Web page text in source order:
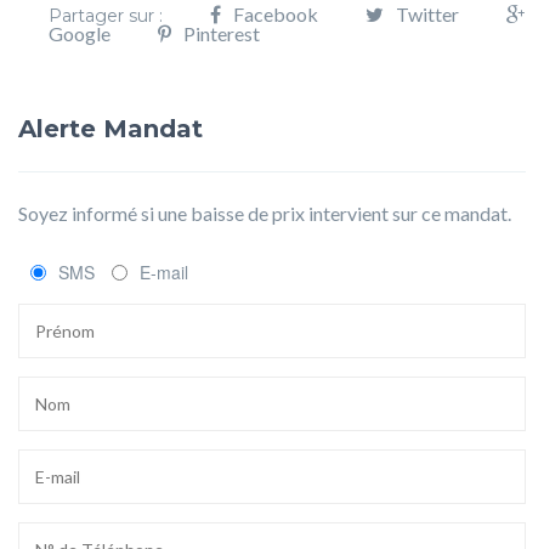
Partager sur : Facebook
Twitter
Google
Pinterest
Alerte Mandat
Soyez informé si une baisse de prix intervient sur ce mandat.
SMS E-mail